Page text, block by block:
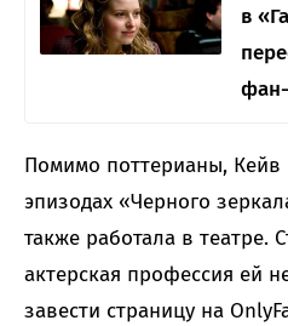
в
Помимо поттерианы, Кейв
эпизодах «Черного
также работала в театре.
актерская профессия ей
завести страницу на